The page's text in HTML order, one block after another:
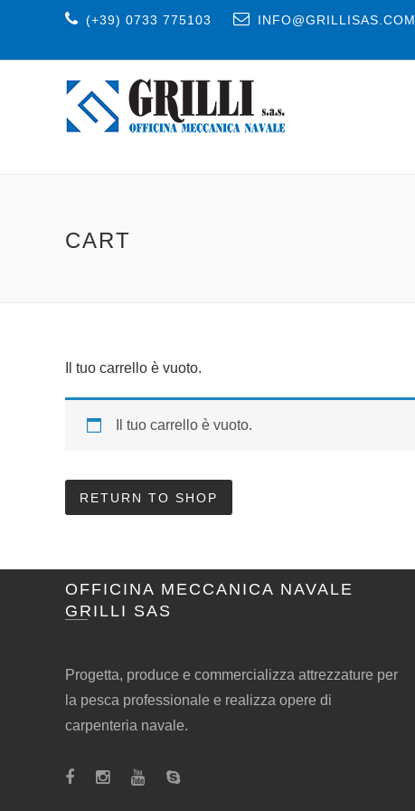
(+39) 0733 775103 INFO@GRILLISAS.COM
CART
Il tuo carrello è vuoto.
Il tuo carrello è vuoto.
RETURN TO SHOP
OFFICINA MECCANICA NAVALE
GRILLI SAS
Progetta, produce e commercializza attrezzature per
la pesca professionale e realizza opere di
carpenteria navale.